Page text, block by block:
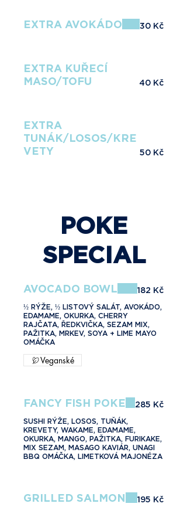
EXTRA AVOKÁDO 30 Kč
EXTRA KUŘECÍ
MASO/TOFU
40 Kč
EXTRA
TUNÁK/LOSOS/KRE
VETY
50 Kč
POKE
SPECIAL
AVOCADO BOWL
½ RÝŽE, ½ LISTOVÝ SALÁT, AVOKÁDO,
EDAMAME, OKURKA, CHERRY
RAJČATA, ŘEDKVIČKA, SEZAM MIX,
PAŽITKA, MRKEV, SOYA + LIME MAYO
OMÁČKA
182 Kč
Veganské
FANCY FISH POKE
SUSHI RÝŽE, LOSOS, TUŇÁK,
KREVETY, WAKAME, EDAMAME,
OKURKA, MANGO, PAŽITKA, FURIKAKE,
MIX SEZAM, MASAGO KAVIÁR, UNAGI
BBQ OMÁČKA, LIMETKOVÁ MAJONÉZA
285 Kč
GRILLED SALMON 195 Kč